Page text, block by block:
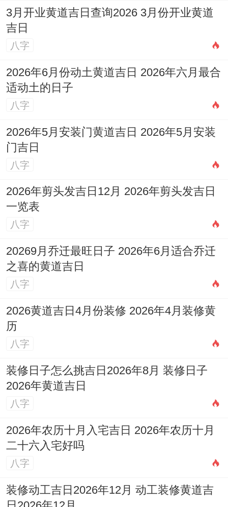
因2026年太岁方在正南。岁破方在正北，属
龙人虽不直接
于家中正南方位安放
摆件，
以汉白玉貔貅之力镇守五黄煞位，化解岁方
不利，守护家宅安宁，从而为个人运势的腾
飞营造稳定与谐的外部环境。
3月开业黄道吉日查询2026 3月份开业黄道
吉日
八字
2026年6月份动土黄道吉日 2026年六月最合
适动土的日子
八字
2026年5月安装门黄道吉日 2026年5月安装
门吉日
八字
2026年剪头发吉日12月 2026年剪头发吉日
一览表
八字
20269月乔迁最旺日子 2026年6月适合乔迁
之喜的黄道吉日
八字
2026黄道吉日4月份装修 2026年4月装修黄
历
八字
装修日子怎么挑吉日2026年8月 装修日子
2026年黄道吉日
八字
2026年农历十月入宅吉日 2026年农历十月
二十六入宅好吗
八字
装修动工吉日2026年12月 动工装修黄道吉